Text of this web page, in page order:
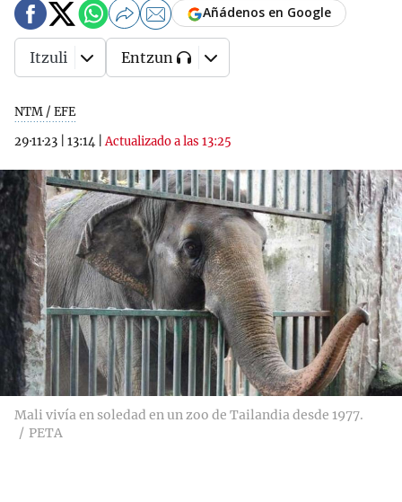
NTM / EFE
29·11·23
13:14 |Actualizado a las 13:25
Añádenos en Google
Itzuli Entzun
Mali vivía en soledad en un zoo de Tailandia desde 1977.
PETA